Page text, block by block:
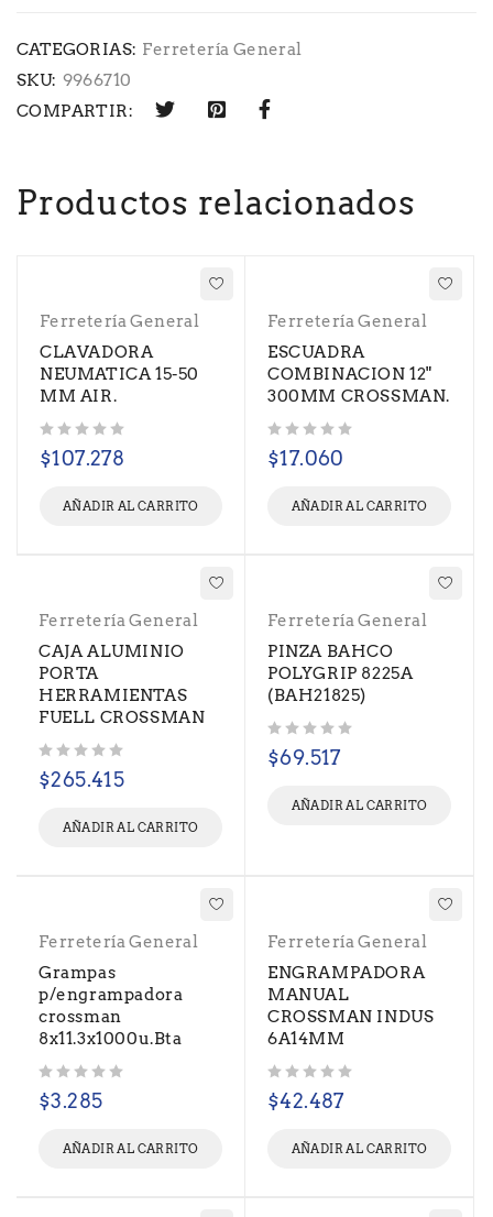
CATEGORIAS: Ferretería General
SKU: 9966710
COMPARTIR:
Productos relacionados
Ferretería General
CLAVADORA
NEUMATICA 15-50
MM AIR.
$107.278
AÑADIR AL CARRITO
Ferretería General
ESCUADRA
COMBINACION 12"
300MM CROSSMAN.
$17.060
AÑADIR AL CARRITO
Ferretería General
CAJA ALUMINIO
PORTA
HERRAMIENTAS
FUELL CROSSMAN
$265.415
AÑADIR AL CARRITO
Ferretería General
PINZA BAHCO
POLYGRIP 8225A
(BAH21825)
$69.517
AÑADIR AL CARRITO
Ferretería General
Grampas
p/engrampadora
crossman
8x11.3x1000u.Bta
$3.285
AÑADIR AL CARRITO
Ferretería General
ENGRAMPADORA
MANUAL
CROSSMAN INDUS
6A14MM
$42.487
AÑADIR AL CARRITO